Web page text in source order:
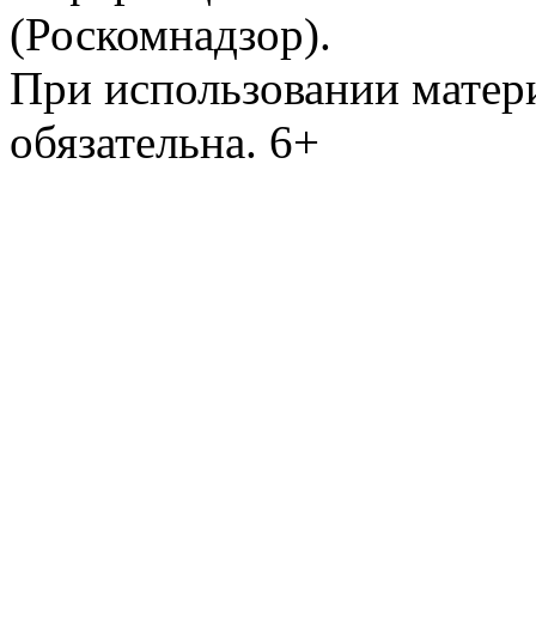
(Роскомнадзор).
При использовании
обязательна. 6+